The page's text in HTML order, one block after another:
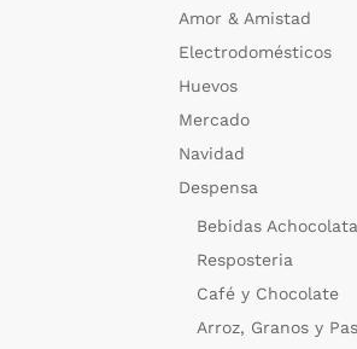
Amor & Amistad
Electrodomésticos
Huevos
Mercado
Navidad
Despensa
Bebidas
Resposteria
Café y Chocolate
Arroz, Granos y